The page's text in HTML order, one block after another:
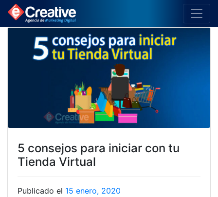
5 consejos para iniciar con tu
Tienda Virtual
Publicado el 15 enero, 2020